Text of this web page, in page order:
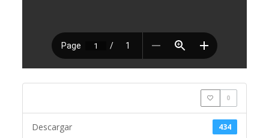
0
434
Descargar